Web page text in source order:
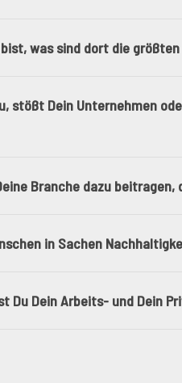
was sind dort die
stößt Dein Unternehmen
Branche dazu
in Sachen
Du Dein Arbeits- und Dein